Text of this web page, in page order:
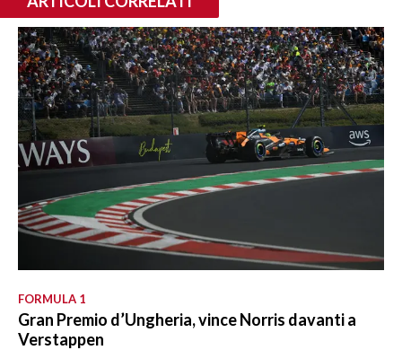
FORMULA 1
Gran Premio d’Ungheria, vince Norris davanti a
Verstappen